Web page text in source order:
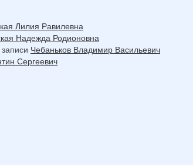
Лилия Равилевна
Надежда Родионовна
записи Чебаньков Владимир Васильевич
Сергеевич